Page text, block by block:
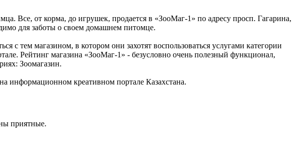
Все, от корма, до игрушек, продается в «ЗооМаг-1» по адресу просп. Гагарина,
для заботы о своем домашнем питомце.
с тем магазином, в котором они захотят воспользоваться услугами категории
Рейтинг магазина «ЗооМаг-1» - безусловно очень полезный функционал,
Зоомагазин.
креативном портале Казахстана.
приятные.